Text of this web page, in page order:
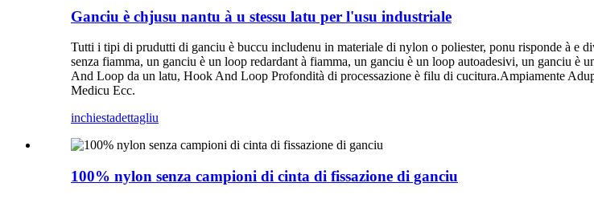
Ganciu è chjusu nantu à u stessu latu per l'usu industriale
Tutti i tipi di prudutti di ganciu è buccu includenu in materiale di nylon o poliester, ponu risponde à e
senza fiamma, un ganciu è un loop redardant à fiamma, un ganciu è un loop autoadesivi, un
And Loop da un latu, Hook And Loop Profondità di processazione è filu di cucitura.Ampiamente
Medicu Ecc.
inchiestadettagliu
100% nylon senza campioni di cinta di fissazione di ganciu